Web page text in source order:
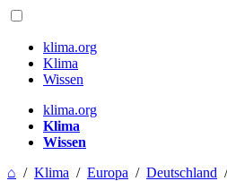
klima.org
Klima
Wissen
klima.org
Klima
Wissen
⌂ / Klima / Europa / Deutschland